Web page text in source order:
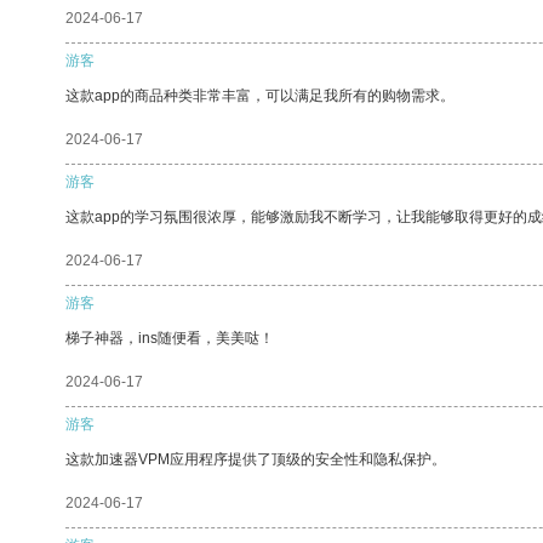
2024-06-17
游客
这款app的商品种类非常丰富，可以满足我所有的购物需求。
2024-06-17
游客
这款app的学习氛围很浓厚，能够激励我不断学习，让我能够取得更好的
2024-06-17
游客
梯子神器，ins随便看，美美哒！
2024-06-17
游客
这款加速器VPM应用程序提供了顶级的安全性和隐私保护。
2024-06-17